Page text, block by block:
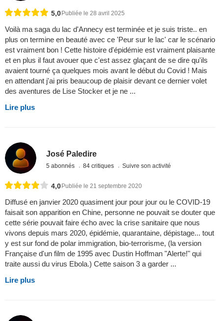
5,0 Publiée le 28 avril 2025
Voilà ma saga du lac d'Annecy est terminée et je suis triste.. en
plus on termine en beauté avec ce 'Peur sur le lac' car le scénario
est vraiment bon ! Cette histoire d'épidémie est vraiment plaisante
et en plus il faut avouer que c'est assez glaçant de se dire qu'ils
avaient tourné ça quelques mois avant le début du Covid ! Mais
en attendant j'ai pris beaucoup de plaisir devant ce dernier volet
des aventures de Lise Stocker et je ne ...
Lire plus
José Paledire
5 abonnés 84 critiques Suivre son activité
4,0 Publiée le 21 septembre 2020
Diffusé en janvier 2020 quasiment jour pour jour ou le COVID-19
faisait son apparition en Chine, personne ne pouvait se douter que
cette série pouvait faire écho avec la crise sanitaire que nous
vivons depuis mars 2020, épidémie, quarantaine, dépistage... tout
y est sur fond de polar immigration, bio-terrorisme, (la version
Française d'un film de 1995 avec Dustin Hoffman "Alerte!" qui
traite aussi du virus Ebola.) Cette saison 3 a garder ...
Lire plus